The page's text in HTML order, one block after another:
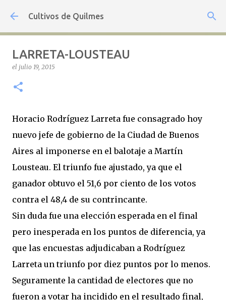
Ir al contenido principal
Cultivos de Quilmes
LARRETA-LOUSTEAU
el julio 19, 2015
Horacio Rodríguez Larreta fue consagrado hoy
nuevo jefe de gobierno de la Ciudad de Buenos
Aires al imponerse en el balotaje a Martín
Lousteau. El triunfo fue ajustado, ya que el
ganador obtuvo el 51,6 por ciento de los votos
contra el 48,4 de su contrincante.
Sin duda fue una elección esperada en el final
pero inesperada en los puntos de diferencia, ya
que las encuestas adjudicaban a Rodríguez
Larreta un triunfo por diez puntos por lo menos.
Seguramente la cantidad de electores que no
fueron a votar ha incidido en el resultado final,